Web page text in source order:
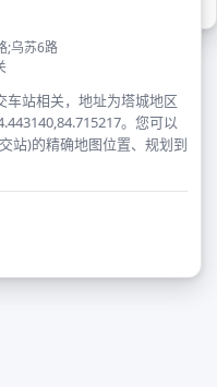
;乌苏6路
车站相关，地址为塔城地区
。您可以
站)的精确地图位置、规划到